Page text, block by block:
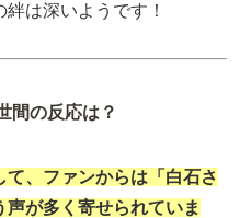
は深いようです！
間の反応は？
、ファンからは「白石さ
が多く寄せられていま